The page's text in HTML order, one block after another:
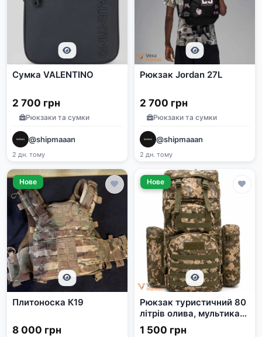
Сумка VALENTINO
2 700 грн
Рюкзаки та сумки
@shipmaaan
2 дн. тому
Рюкзак Jordan 27L
2 700 грн
Рюкзаки та сумки
@shipmaaan
2 дн. тому
Нове
Плитоноска К19
8 000 грн
Нове
Рюкзак туристичний 80
літрів олива, мультикам,
піксель
1 500 грн